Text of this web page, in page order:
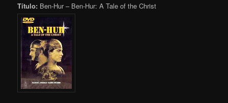
Título: Ben-Hur – Ben-Hur: A Tale of the Christ